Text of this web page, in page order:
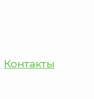
Контакты